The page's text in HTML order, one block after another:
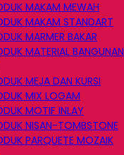
MAKAM MEWAH
MAKAM STANDART
MARMER BAKAR
MATERIAL BANGUNAN
MEJA DAN KURSI
MIX LOGAM
MOTIF INLAY
NISAN-TOMBSTONE
PARQUETE MOZAIK